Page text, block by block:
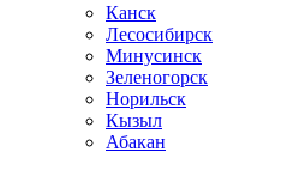
Канск
Лесосибирск
Минусинск
Зеленогорск
Норильск
Кызыл
Абакан